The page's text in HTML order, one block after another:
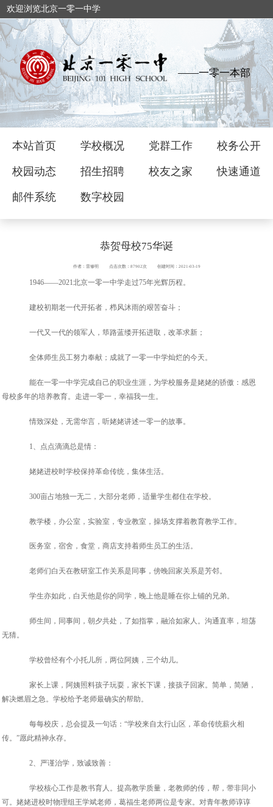
欢迎浏览北京一零一中学
——一零一本部
本站首页 学校概况 党群工作 校务公开
校园动态 招生招聘 校友之家 快速通道
邮件系统 数字校园
恭贺母校75华诞
作者：雷修明 点击次数：87902次 创建时间：2021-03-19
1946——2021北京一零一中学走过75年光辉历程。
建校初期老一代开拓者，栉风沐雨的艰苦奋斗；
一代又一代的领军人，筚路蓝缕开拓进取，改革求新；
全体师生员工努力奉献；成就了一零一中学灿烂的今天。
能在一零一中学完成自己的职业生涯，为学校服务是姥姥的骄傲：感恩
母校多年的培养教育。走进一零一，幸福我一生。
情致深处，无需华言，听姥姥讲述一零一的故事。
1、点点滴滴总是情：
姥姥进校时学校保持革命传统，集体生活。
300亩占地独一无二，大部分老师，适量学生都住在学校。
教学楼，办公室，实验室，专业教室，操场支撑着教育教学工作。
医务室，宿舍，食堂，商店支持着师生员工的生活。
老师们白天在教研室工作关系是同事，傍晚回家关系是芳邻。
学生亦如此，白天他是你的同学，晚上他是睡在你上铺的兄弟。
师生间，同事间，朝夕共处，了如指掌，融洽如家人。沟通直率，坦荡
无猜。
学校曾经有个小托儿所，两位阿姨，三个幼儿。
家长上课，阿姨照料孩子玩耍，家长下课，接孩子回家。简单，简陋，
解决燃眉之急。学校给予老师最确实的帮助。
每每校庆，总会提及一句话：“学校来自太行山区，革命传统薪火相
传。”愿此精神永存。
2、严谨治学，致诚致善：
学校核心工作是教书育人。提高教学质量，老教师的传，帮，带非同小
可。姥姥进校时物理组王学斌老师，葛福生老师两位是专家。对青年教师谆谆